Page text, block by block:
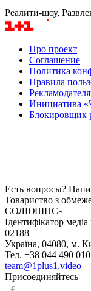
Реалити-шоу,
Про проект
Соглашение
Политика
Правила
Инициатива
Блокировщик
Есть вопросы?
Товариство з
СОЛЮШНС»
Ідентифікатор
02188
Україна, 04080, м.
Тел. +38 044 490
team@1plus1.video
Присоединяйтесь